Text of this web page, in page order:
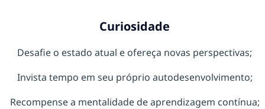
Curiosidade
Desafie o estado atual e ofereça novas perspectivas;
Invista tempo em seu próprio autodesenvolvimento;
Recompense a mentalidade de aprendizagem contínua;